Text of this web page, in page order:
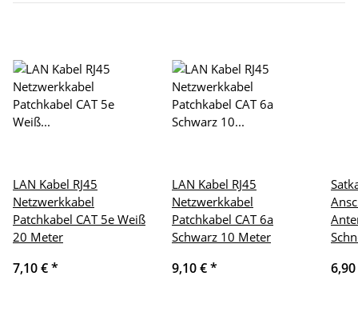
LAN Kabel RJ45
Netzwerkkabel
Patchkabel CAT 5e Weiß
20 Meter
7,10 €*
LAN Kabel RJ45
Netzwerkkabel
Patchkabel CAT 6a
Schwarz 10 Meter
9,10 €*